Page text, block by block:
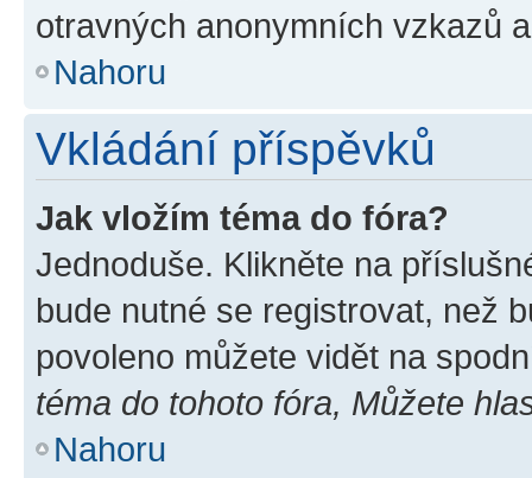
otravných anonymních vzkazů
Nahoru
Vkládání příspěvků
Jak vložím téma do fóra?
Jednoduše. Klikněte na
bude nutné se registrovat, než
povoleno můžete vidět na
téma do tohoto fóra, Můžete
Nahoru